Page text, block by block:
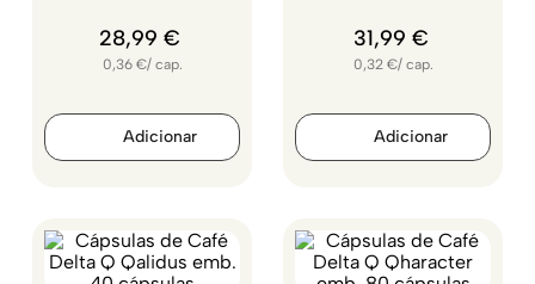
28,99 €
0,36 €/ cap.
31,99 €
0,32 €/ cap.